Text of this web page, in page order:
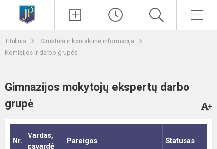
Titulinis
Struktūra ir kontaktinė informacija
Komisijos ir darbo grupės
Gimnazijos mokytojų ekspertų darbo
grupė
Nr.
Vardas,
pavardė
Pareigos Statusas